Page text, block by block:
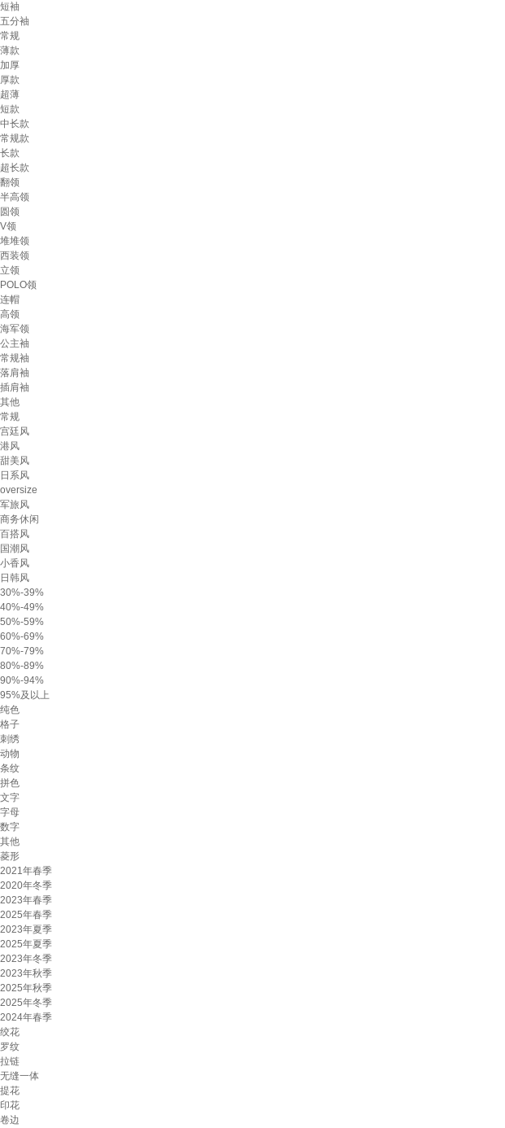
短袖
五分袖
常规
薄款
加厚
厚款
超薄
短款
中长款
常规款
长款
超长款
翻领
半高领
圆领
V领
堆堆领
西装领
立领
POLO领
连帽
高领
海军领
公主袖
常规袖
落肩袖
插肩袖
其他
常规
宫廷风
港风
甜美风
日系风
oversize
军旅风
商务休闲
百搭风
国潮风
小香风
日韩风
30%-39%
40%-49%
50%-59%
60%-69%
70%-79%
80%-89%
90%-94%
95%及以上
纯色
格子
刺绣
动物
条纹
拼色
文字
字母
数字
其他
菱形
2021年春季
2020年冬季
2023年春季
2025年春季
2023年夏季
2025年夏季
2023年冬季
2023年秋季
2025年秋季
2025年冬季
2024年春季
绞花
罗纹
拉链
无缝一体
提花
印花
卷边